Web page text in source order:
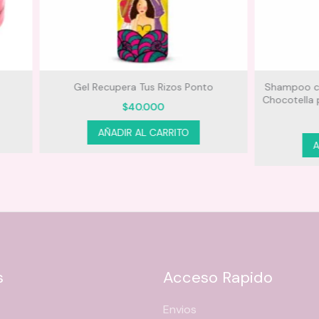
Tus Rizos Ponto
Shampoo cremoso
Chocotella para Rizos 550 ml
AÑADIR AL CARRITO
Acceso Rapido
Envios